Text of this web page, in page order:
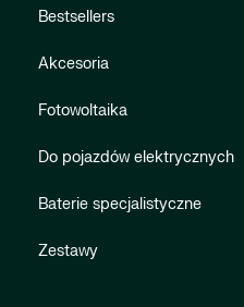
Bestsellers
Akcesoria
Fotowoltaika
Do pojazdów elektrycznych
Baterie specjalistyczne
Zestawy